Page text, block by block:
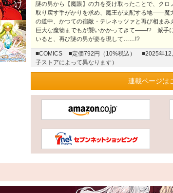
謎の男から【魔眼】の力を受け取ったことで、ク
取り戻す手がかりを求め、魔王が支配する地――魔
の道中、かつての宿敵・テレネッツァと再び相まみ
巨大な魔物までもが襲いかかってきて――!? 派手
いると、再び謎の男が姿を現して……!?
■COMICS ■定価792円（10%税込）
■2025年12
子ストアによって異なります）
連載ページは